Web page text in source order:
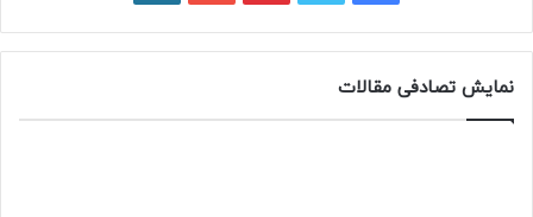
ی
س
ب
و
ی
ی
ت
و
ی
ر
پ
نمایش تصادفی مقالات